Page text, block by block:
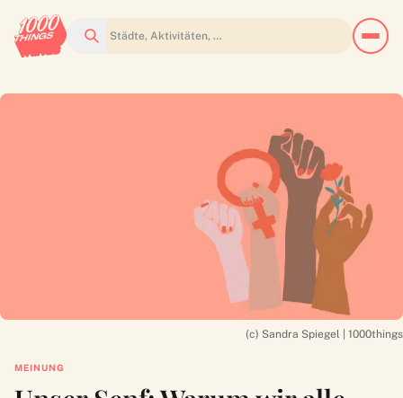
Suchen
(c) Sandra Spiegel | 1000things
MEINUNG